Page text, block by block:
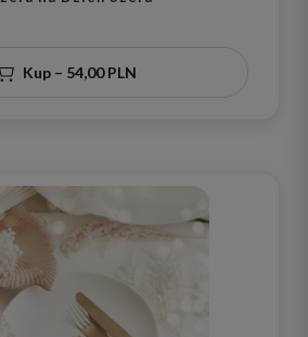
Kup – 54,00 PLN